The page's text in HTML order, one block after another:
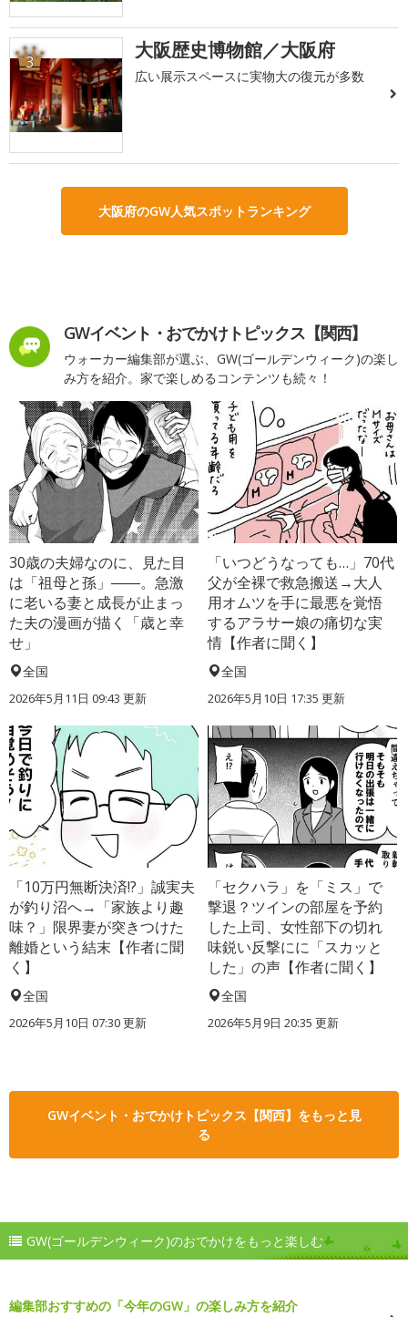
3 大阪歴史博物館／大阪府
広い展示スペースに実物大の復元が多数
大阪府のGW人気スポットランキング
GWイベント・おでかけトピックス【関西】
ウォーカー編集部が選ぶ、GW(ゴールデンウィーク)の楽し
み方を紹介。家で楽しめるコンテンツも続々！
30歳の夫婦なのに、見た目
は「祖母と孫」――。急激
に老いる妻と成長が止まっ
た夫の漫画が描く「歳と幸
せ」
全国
2026年5月11日 09:43 更新
「いつどうなっても…」70代
父が全裸で救急搬送→大人
用オムツを手に最悪を覚悟
するアラサー娘の痛切な実
情【作者に聞く】
全国
2026年5月10日 17:35 更新
「10万円無断決済!?」誠実夫
が釣り沼へ→「家族より趣
味？」限界妻が突きつけた
離婚という結末【作者に聞
く】
全国
2026年5月10日 07:30 更新
「セクハラ」を「ミス」で
撃退？ツインの部屋を予約
した上司、女性部下の切れ
味鋭い反撃にに「スカッと
した」の声【作者に聞く】
全国
2026年5月9日 20:35 更新
GWイベント・おでかけトピックス【関西】をもっと見
る
GW(ゴールデンウィーク)のおでかけをもっと楽しむ
編集部おすすめの「今年のGW」の楽しみ方を紹介